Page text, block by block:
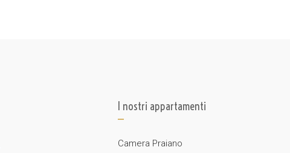
I nostri appartamenti
Camera Praiano